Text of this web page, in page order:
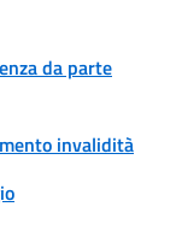
da parte
invalidità